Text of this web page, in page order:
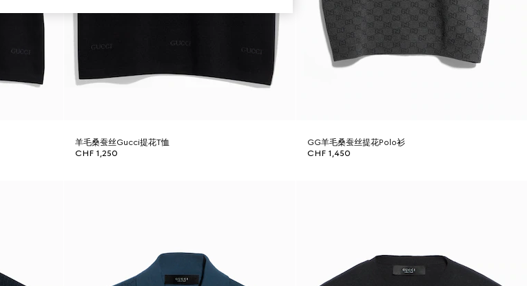
羊毛桑蚕丝Gucci提花T恤
CHF 1,250
GG羊毛桑蚕丝提花Polo衫
CHF 1,450